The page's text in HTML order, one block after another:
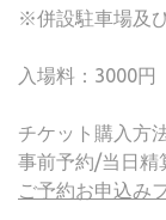
※併設駐車場及
入場料：3000円
チケット購入方
事前予約/当日精
ご予約お申込み